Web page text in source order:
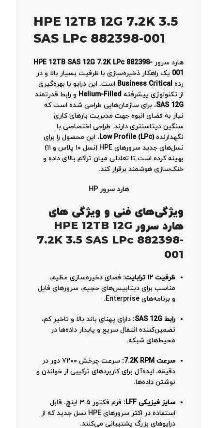
HPE 12TB 12G 7.2K 3.5
SAS LPc 882398-001
هارد سرور HPE 12TB SAS 12G 7.2K LPc 882398-
001 یک راهکار ذخیره‌سازی با ظرفیت بسیار بالا و در
رده Business Critical است. این درایو با بهره‌گیری
از تکنولوژی پیشرفته Helium-Filled و رابط قدرتمند
SAS 12G، برای سازمان‌هایی طراحی شده است که
نیاز به فضای انبوه جهت مدیریت بارهای کاری
سنگین دیتاسنتری دارند. طراحی اختصاصی با
نگهدارندهLow Profile (LPc)، این محصول را برای
نسل‌های جدید سرورهای HPE (نسل ۱۰ پلاس و ۱۱)
بهینه کرده است تا تعادلی میان تراکم بالای داده و
خنک‌سازی هوشمند برقرار کند.
هارد سرور HP
ویژگی‌های فنی و ویژگی های
هارد سرور HPE 12TB 12G
7.2K 3.5 SAS LPc 882398-
001
ظرفیت ۱۲ ترابایت:
فضای ذخیره‌سازی عظیم،
مناسب برای دیتابیس‌های حجیم، سرورهای فایل
و برنامه‌های Enterprise.
رابط SAS 12G:
دارای پهنای باند بالا و تاخیر کم،
تضمین‌کننده انتقال سریع و پایدار داده‌ها در
محیط‌های شبکه.
سرعت 7.2K RPM:
سرعت چرخش ۷۲۰۰ دور در
دقیقه، ایده‌آل برای کاربردهای ترکیبی از خواندن و
نوشتن داده‌ها.
سایز فیزیکی LFF:
فرم فکتور ۳.۵ اینچ، قابل
استفاده در اکثر سرورهای HPE نسل جدید که از
درایوهای بزرگ پشتیبانی می‌کنند.